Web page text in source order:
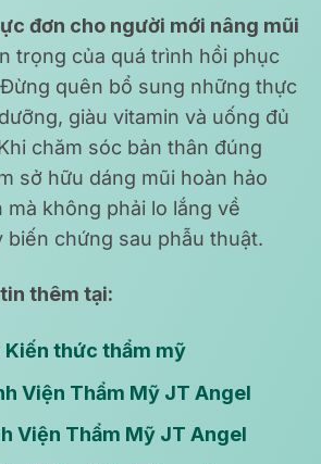
đơn cho người mới nâng mũi
trọng của quá trình hồi phục
quên bổ sung những thực
giàu vitamin và uống đủ
chăm sóc bản thân đúng
sở hữu dáng mũi hoàn hảo
mà không phải lo lắng về
biến chứng sau phẫu thuật.
thêm tại:
Kiến thức thẩm mỹ
Viện Thẩm Mỹ JT Angel
Viện Thẩm Mỹ JT Angel